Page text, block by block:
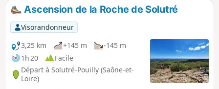
Ascension de la Roche de Solutré
Visorandonneur
3,25 km
+145 m
-145 m
1h 20
Facile
Départ à Solutré-Pouilly (Saône-et-
Loire)